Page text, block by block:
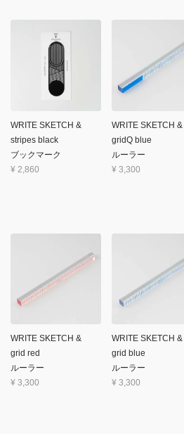
WRITE SKETCH &
stripes black
ブックマーク
¥ 2,860
WRITE SKETCH &
gridQ blue
ルーラー
¥ 3,300
WRITE SKETCH &
grid red
ルーラー
¥ 3,300
WRITE SKETCH &
grid blue
ルーラー
¥ 3,300